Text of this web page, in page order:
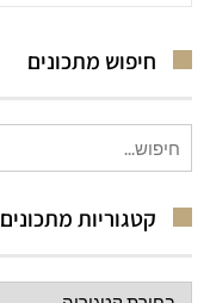
חיפוש מתכונים
עבור:
קטגוריות מתכונים
קטגוריות